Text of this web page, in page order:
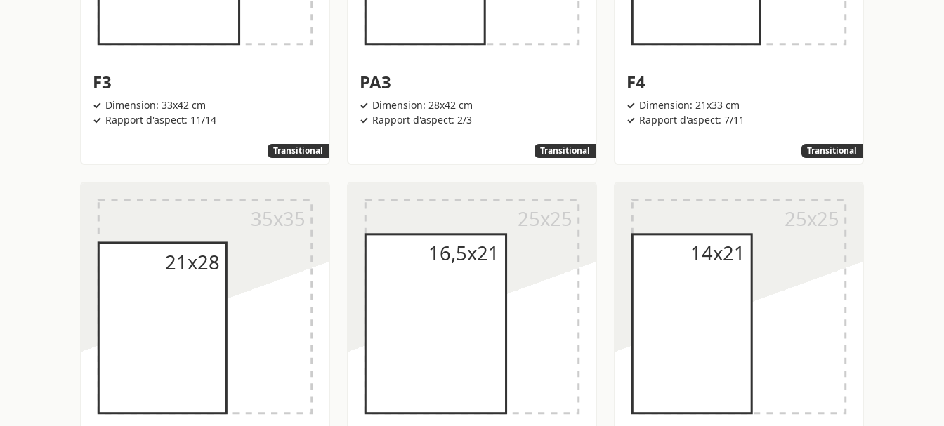
F3
Dimension: 33x42 cm
Rapport d'aspect: 11/14
Transitional
PA3
Dimension: 28x42 cm
Rapport d'aspect: 2/3
Transitional
F4
Dimension: 21x33 cm
Rapport d'aspect: 7/11
Transitional